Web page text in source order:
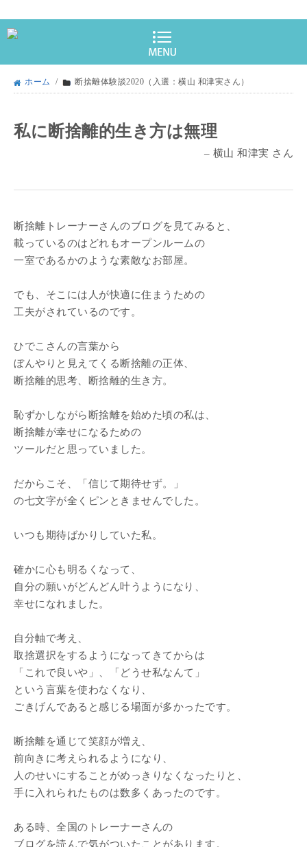
ホーム / 断捨離体験談2020（入選：横山 和津実さん）
私に断捨離的生き方は無理
– 横山 和津実 さん
断捨離トレーナーさんのブログを見てみると、
載っているのはどれもオープンルームの
一室であるかのような素敵なお部屋。
でも、そこには人が快適に住まうための
工夫がされているのです。
ひでこさんの言葉から
ぼんやりと見えてくる断捨離の正体、
断捨離的思考、断捨離的生き方。
恥ずかしながら断捨離を始めた頃の私は、
断捨離が幸せになるための
ツールだと思っていました。
だからこそ、「信じて期待せず。」
の七文字が全くピンときませんでした。
いつも期待ばかりしていた私。
確かに心も明るくなって、
自分の願いがどんどん叶うようになり、
幸せになれました。
自分軸で考え、
取捨選択をするようになってきてからは
「これで良いや」、「どうせ私なんて」
という言葉を使わなくなり、
ごきげんであると感じる場面が多かったです。
断捨離を通じて笑顔が増え、
前向きに考えられるようになり、
人のせいにすることがめっきりなくなったりと、
手に入れられたものは数多くあったのです。
ある時、全国のトレーナーさんの
ブログを読んで気がついたことがあります。